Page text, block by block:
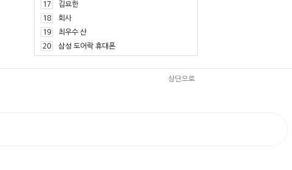
17
김요한
18
회사
19
최우수 산
20
삼성 도어락 휴대폰
상단으로